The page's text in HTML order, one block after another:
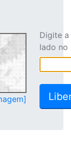
Digite
lado no